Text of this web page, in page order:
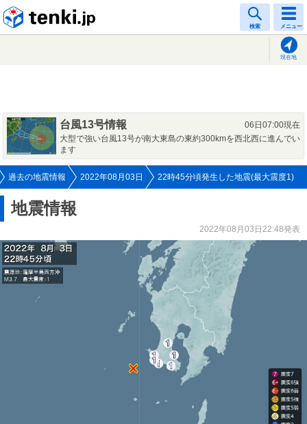
検索 メニュー
現在地
台風13号情報
06日07:00現在
大型で強い台風13号が南大東島の東約300kmを西北西に進んでい
ます
過去の地震情報 2022年08月03日 22時45分頃発生した地震(最大震度1)
地震情報
2022年08月03日22:48発表